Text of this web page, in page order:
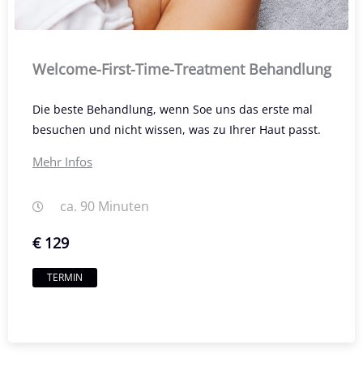
Welcome-First-Time-Treatment Behandlung
Die beste Behandlung, wenn Soe uns das erste mal
besuchen und nicht wissen, was zu Ihrer Haut passt.
Mehr Infos
ca. 90 Minuten
€ 129
TERMIN